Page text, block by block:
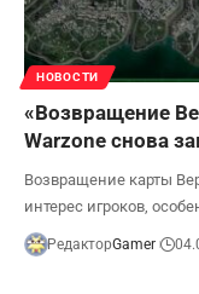
НОВОСТИ
«Возвращение
Warzone снова
Возвращение карты
интерес игроков,
РедакторGamer